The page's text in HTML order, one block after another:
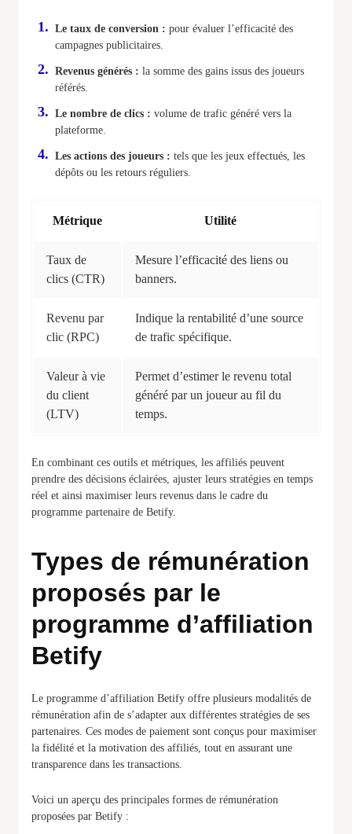
Le taux de conversion : pour évaluer l’efficacité des
campagnes publicitaires.
Revenus générés : la somme des gains issus des joueurs
référés.
Le nombre de clics : volume de trafic généré vers la
plateforme.
Les actions des joueurs : tels que les jeux effectués, les
dépôts ou les retours réguliers.
Métrique Utilité
Taux de
clics (CTR)
Mesure l’efficacité des liens ou
banners.
Revenu par
clic (RPC)
Indique la rentabilité d’une source
de trafic spécifique.
Valeur à vie
du client
(LTV)
Permet d’estimer le revenu total
généré par un joueur au fil du
temps.
En combinant ces outils et métriques, les affiliés peuvent
prendre des décisions éclairées, ajuster leurs stratégies en temps
réel et ainsi maximiser leurs revenus dans le cadre du
programme partenaire de Betify.
Types de rémunération
proposés par le
programme d’affiliation
Betify
Le programme d’affiliation Betify offre plusieurs modalités de
rémunération afin de s’adapter aux différentes stratégies de ses
partenaires. Ces modes de paiement sont conçus pour maximiser
la fidélité et la motivation des affiliés, tout en assurant une
transparence dans les transactions.
Voici un aperçu des principales formes de rémunération
proposées par Betify :